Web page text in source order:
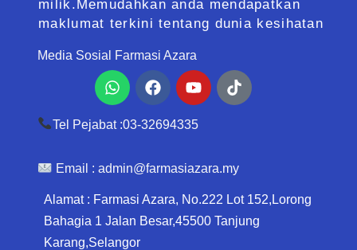
milik.Memudahkan anda mendapatkan
maklumat terkini tentang dunia kesihatan
Media Sosial Farmasi Azara
WhatsappFacebookYoutubeTiktok
Tel Pejabat :03-32694335
Email : admin@farmasiazara.my
Alamat : Farmasi Azara, No.222 Lot 152,Lorong
Bahagia 1 Jalan Besar,45500 Tanjung
Karang,Selangor